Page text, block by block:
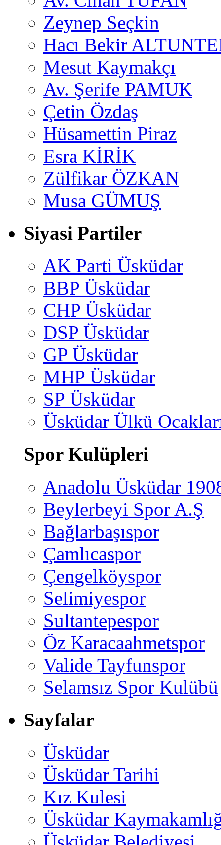
Zeynep Seçkin
Hacı Bekir
Mesut Kaymakçı
Av. Şerife PAMUK
Çetin Özdaş
Hüsamettin Piraz
Esra KİRİK
Zülfikar ÖZKAN
Musa GÜMUŞ
Siyasi Partiler
AK Parti Üsküdar
BBP Üsküdar
CHP Üsküdar
DSP Üsküdar
GP Üsküdar
MHP Üsküdar
SP Üsküdar
Üsküdar Ülkü
Spor Kulüpleri
Anadolu Üsküdar
Beylerbeyi Spor A.Ş
Bağlarbaşıspor
Çamlıcaspor
Çengelköyspor
Selimiyespor
Sultantepespor
Öz Karacaahmetspor
Valide Tayfunspor
Selamsız Spor Kulübü
Sayfalar
Üsküdar
Üsküdar Tarihi
Kız Kulesi
Üsküdar